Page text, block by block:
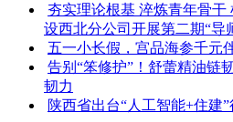
夯实理论根基 淬炼青年骨
设西北分公司开展第二期“导
五一小长假，宫品海参千元
告别“笨修护”！舒蕾精油链
韧力
陕西省出台“人工智能+住建